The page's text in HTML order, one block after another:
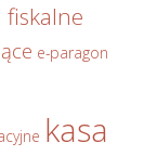
e-paragon
kasa